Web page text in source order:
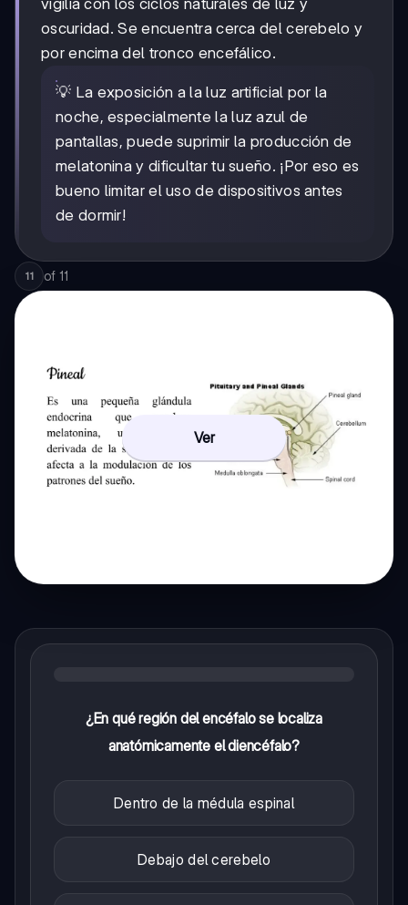
vigilia con los ciclos naturales de luz y
oscuridad. Se encuentra cerca del cerebelo y
por encima del tronco encefálico.
💡 La exposición a la luz artificial por la
noche, especialmente la luz azul de
pantallas, puede suprimir la producción de
melatonina y dificultar tu sueño. ¡Por eso es
bueno limitar el uso de dispositivos antes
de dormir!
11 of 11
Ver
¿En qué región del encéfalo se localiza
anatómicamente el diencéfalo?
Dentro de la médula espinal
Debajo del cerebelo